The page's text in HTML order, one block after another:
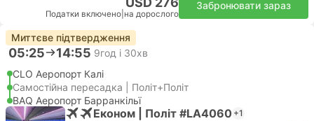
Податки включено на дорослого
Забронювати зараз
Миттєве підтвердження
05:25 14:55 9год і 30хв
CLO Аеропорт Калі
Самостійна пересадка | Політ+Політ
BAQ Аеропорт Барранкільї
Економ | Політ #LA4060 +1